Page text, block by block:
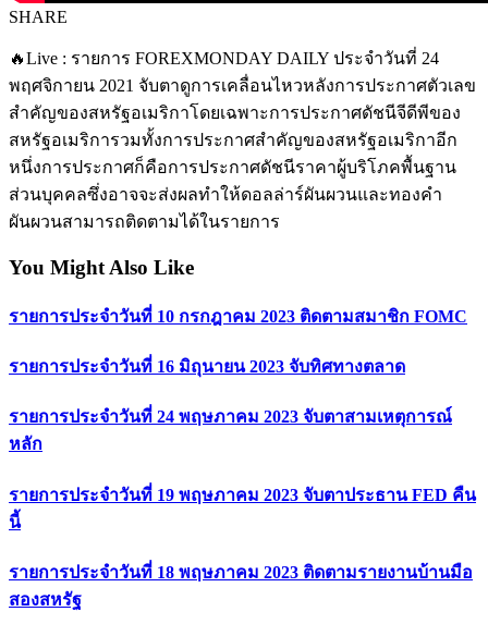
SHARE
🔥Live : รายการ FOREXMONDAY DAILY ประจำวันที่ 24
พฤศจิกายน 2021 จับตาดูการเคลื่อนไหวหลังการประกาศตัวเลข
สำคัญของสหรัฐอเมริกาโดยเฉพาะการประกาศดัชนีจีดีพีของ
สหรัฐอเมริการวมทั้งการประกาศสำคัญของสหรัฐอเมริกาอีก
หนึ่งการประกาศก็คือการประกาศดัชนีราคาผู้บริโภคพื้นฐาน
ส่วนบุคคลซึ่งอาจจะส่งผลทำให้ดอลล่าร์ผันผวนและทองคำ
ผันผวนสามารถติดตามได้ในรายการ
You Might Also Like
รายการประจำวันที่ 10 กรกฎาคม 2023 ติดตามสมาชิก FOMC
รายการประจำวันที่ 16 มิถุนายน 2023 จับทิศทางตลาด
รายการประจำวันที่ 24 พฤษภาคม 2023 จับตาสามเหตุการณ์
หลัก
รายการประจำวันที่ 19 พฤษภาคม 2023 จับตาประธาน FED คืน
นี้
รายการประจำวันที่ 18 พฤษภาคม 2023 ติดตามรายงานบ้านมือ
สองสหรัฐ